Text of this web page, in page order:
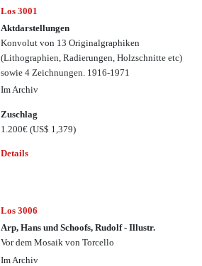
Los 3001
Aktdarstellungen
Konvolut von 13 Originalgraphiken
(Lithographien, Radierungen, Holzschnitte etc)
sowie 4 Zeichnungen. 1916-1971
Im Archiv
Zuschlag
1.200€(US$ 1,379)
Details
Los 3006
Arp, Hans und Schoofs, Rudolf - Illustr.
Vor dem Mosaik von Torcello
Im Archiv